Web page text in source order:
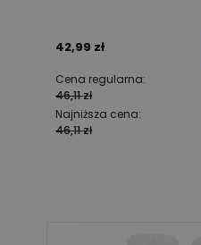
42,99 zł
Cena regularna:
46,11 zł
Najniższa cena:
46,11 zł